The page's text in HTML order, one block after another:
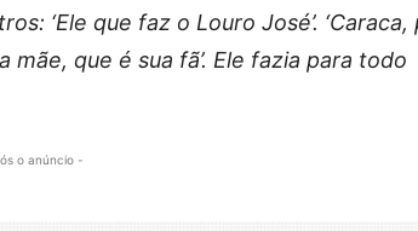
‘Ele que faz o Louro José’. ‘Caraca,
que é sua fã’. Ele fazia para todo
o anúncio -